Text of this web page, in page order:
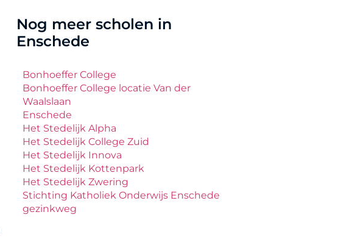
Nog meer scholen in
Enschede
Bonhoeffer College
Bonhoeffer College locatie Van der
Waalslaan
Enschede
Het Stedelijk Alpha
Het Stedelijk College Zuid
Het Stedelijk Innova
Het Stedelijk Kottenpark
Het Stedelijk Zwering
Stichting Katholiek Onderwijs Enschede
gezinkweg